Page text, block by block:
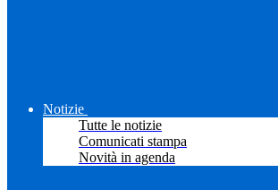
Notizie
Tutte le notizie
Comunicati stampa
Novità in agenda